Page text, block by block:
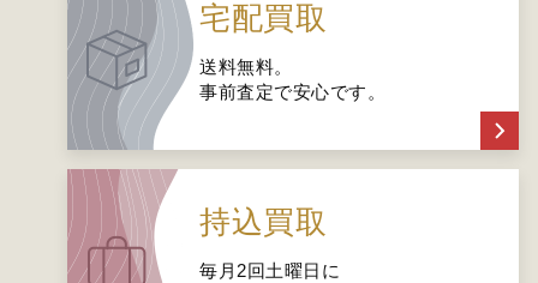
宅配買取
送料無料。
事前査定で安心です。
持込買取
毎月2回土曜日に